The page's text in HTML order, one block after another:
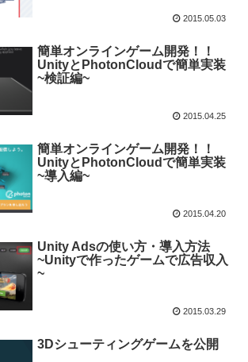
2015.05.03
簡単オンラインゲーム開発！！
UnityとPhotonCloudで簡単実装
~検証編~
2015.04.25
簡単オンラインゲーム開発！！
UnityとPhotonCloudで簡単実装
~導入編~
2015.04.20
Unity Adsの使い方・導入方法
~Unityで作ったゲームで広告収入
~
2015.03.29
3Dシューティングゲームを公開